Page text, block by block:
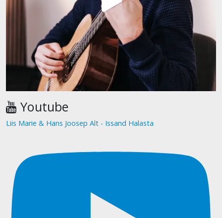
Youtube
Liis Marie & Hans Joosep Alt - Issand Halasta